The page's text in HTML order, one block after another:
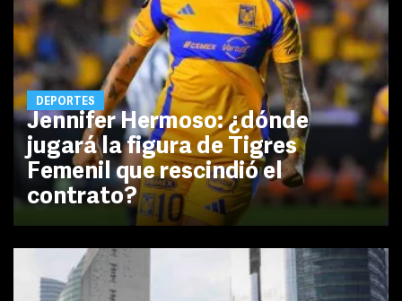
DEPORTES
Jennifer Hermoso: ¿dónde
jugará la figura de Tigres
Femenil que rescindió el
contrato?